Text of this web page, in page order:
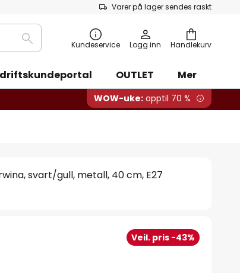
Varer på lager sendes raskt
Handlekurv
Søk Kundeservice Logg inn
OUTLET
Mer
WOW-uke: opptil 70 %
svart/gull, metall, 40 cm, E27
Veil. pris -43%